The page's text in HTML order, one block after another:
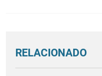
RELACIONADO